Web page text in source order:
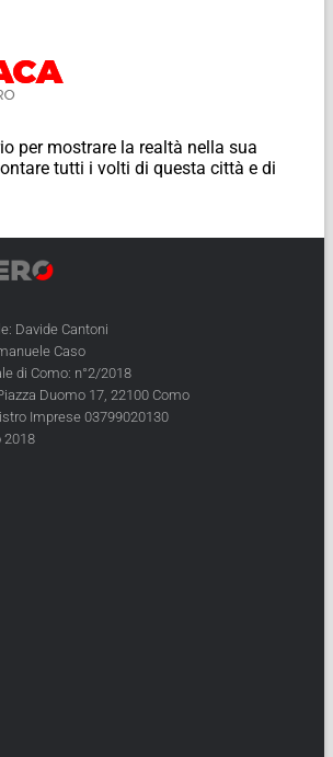
per mostrare la realtà nella sua
tutti i volti di questa città e di
Davide Cantoni
Caso
di Como: n°2/2018
Duomo 17, 22100 Como
Imprese 03799020130
2018